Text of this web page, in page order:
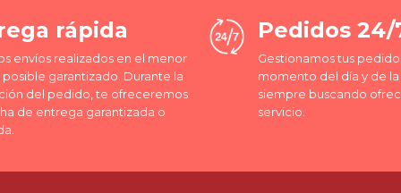
rápida
envíos realizados en el menor
garantizado. Durante la
del pedido, te ofreceremos
de entrega garantizada o
Pedidos 24/
Gestionamos tus
momento del día y de la
siempre buscando
servicio.